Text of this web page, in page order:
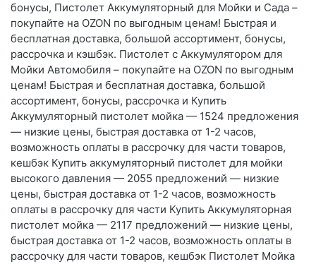
бонусы, Пистолет Аккумуляторный для Мойки и Сада –
покупайте на OZON по выгодным ценам! Быстрая и
бесплатная доставка, большой ассортимент, бонусы,
рассрочка и кэшбэк. Пистолет с Аккумулятором для
Мойки Автомобиля – покупайте на OZON по выгодным
ценам! Быстрая и бесплатная доставка, большой
ассортимент, бонусы, рассрочка и Купить
Аккумуляторный пистолет мойка — 1524 предложения
— низкие цены, быстрая доставка от 1-2 часов,
возможность оплаты в рассрочку для части товаров,
кешбэк Купить аккумуляторный пистолет для мойки
высокого давления — 2055 предложений — низкие
цены, быстрая доставка от 1-2 часов, возможность
оплаты в рассрочку для части Купить Аккумуляторная
пистолет мойка — 2117 предложений — низкие цены,
быстрая доставка от 1-2 часов, возможность оплаты в
рассрочку для части товаров, кешбэк Пистолет Мойка